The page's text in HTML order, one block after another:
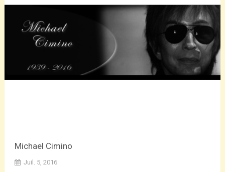
Michael Cimino
Juil. 5, 2016